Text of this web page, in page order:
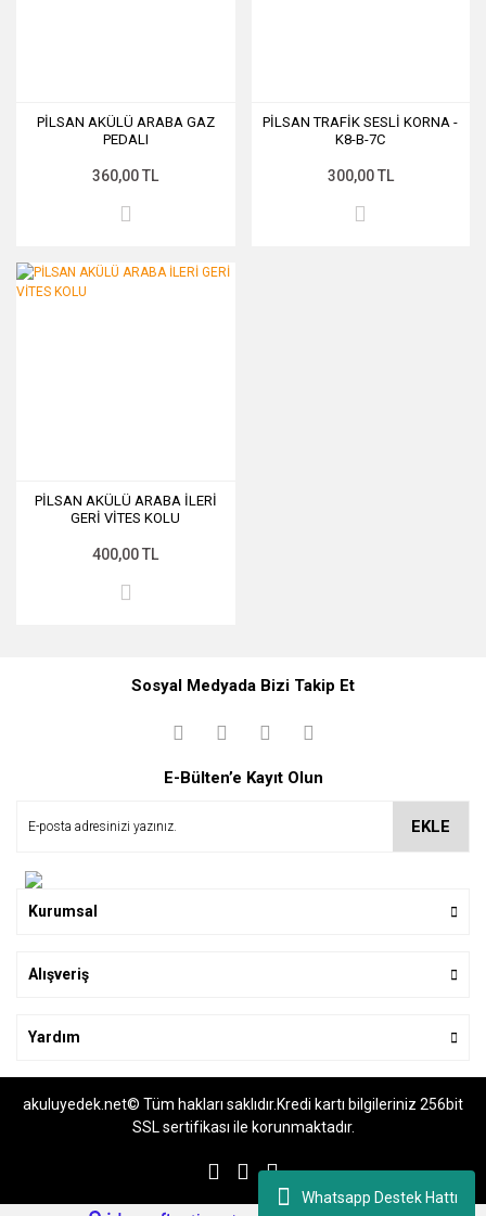
Whatsapp Destek Hattı
PİLSAN AKÜLÜ ARABA GAZ
PEDALI
360,00 TL
PİLSAN TRAFİK SESLİ KORNA -
K8-B-7C
300,00 TL
PİLSAN AKÜLÜ ARABA İLERİ
GERİ VİTES KOLU
400,00 TL
Sosyal Medyada Bizi Takip Et
E-Bülten’e Kayıt Olun
EKLE
Kurumsal
Alışveriş
Yardım
akuluyedek.net© Tüm hakları saklıdır.Kredi kartı bilgileriniz 256bit
SSL sertifikası ile korunmaktadır.